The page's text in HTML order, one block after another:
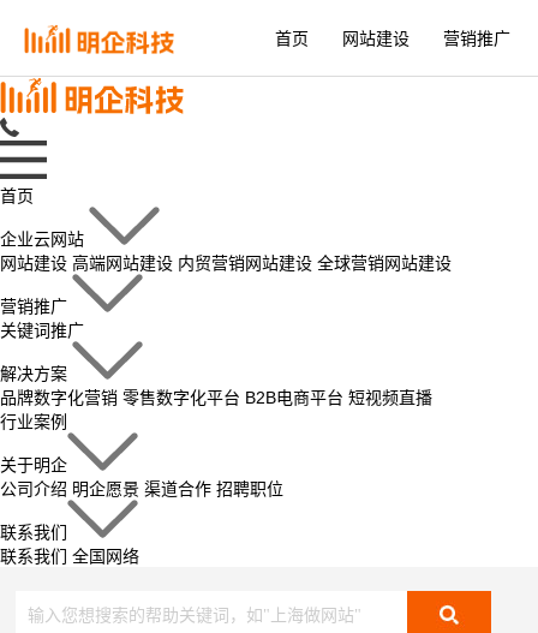
首页 网站建设 营销推广
首页
企业云网站
网站建设 高端网站建设 内贸营销网站建设 全球营销网站建设
营销推广
关键词推广
解决方案
品牌数字化营销 零售数字化平台 B2B电商平台 短视频直播
行业案例
关于明企
公司介绍 明企愿景 渠道合作 招聘职位
联系我们
联系我们 全国网络